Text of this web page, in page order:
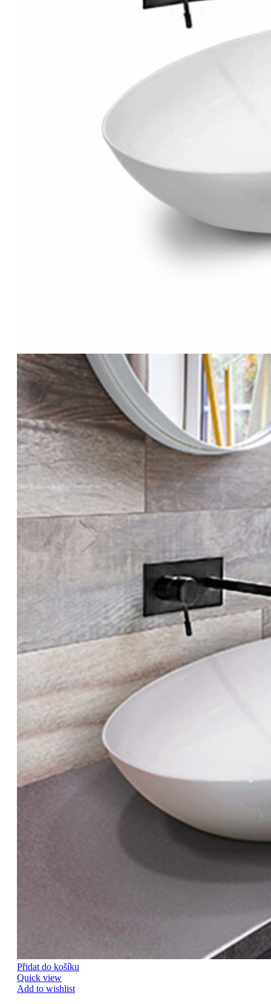
Přidat do košíku
Quick view
Add to wishlist